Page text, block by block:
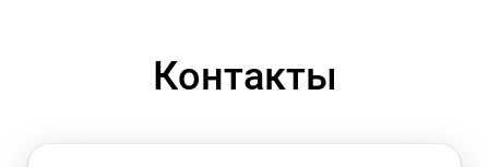
Контакты